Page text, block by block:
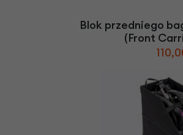
Blok przedniego
(Front